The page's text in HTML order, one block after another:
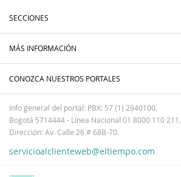
SECCIONES
MÁS INFORMACIÓN
CONOZCA NUESTROS PORTALES
Info general del portal: PBX: 57 (1) 2940100.
Bogotá 5714444 - Línea Nacional 01 8000 110 211.
Dirección: Av. Calle 26 # 68B-70.
servicioalclienteweb@eltiempo.com